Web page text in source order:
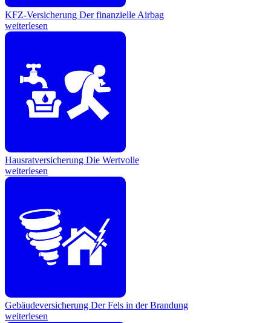
KFZ-Versicherung Der finanzielle Airbag
weiterlesen
Hausratversicherung Die Wertvolle
weiterlesen
Gebäudeversicherung Der Fels in der Brandung
weiterlesen